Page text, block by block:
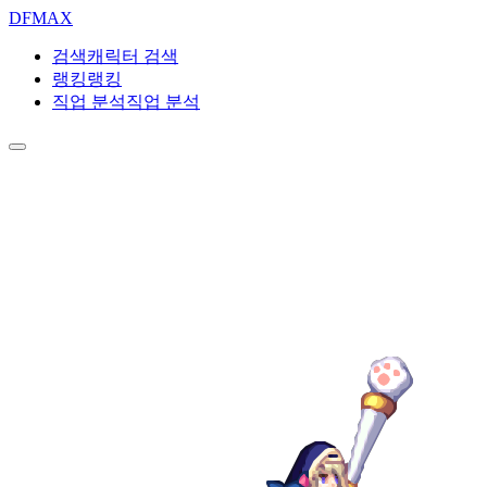
DFMAX
검색캐릭터 검색
랭킹랭킹
직업 분석직업 분석